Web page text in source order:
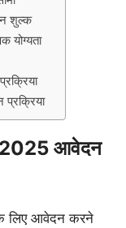
शुल्क
आवेदन
लिए आवेदन करने